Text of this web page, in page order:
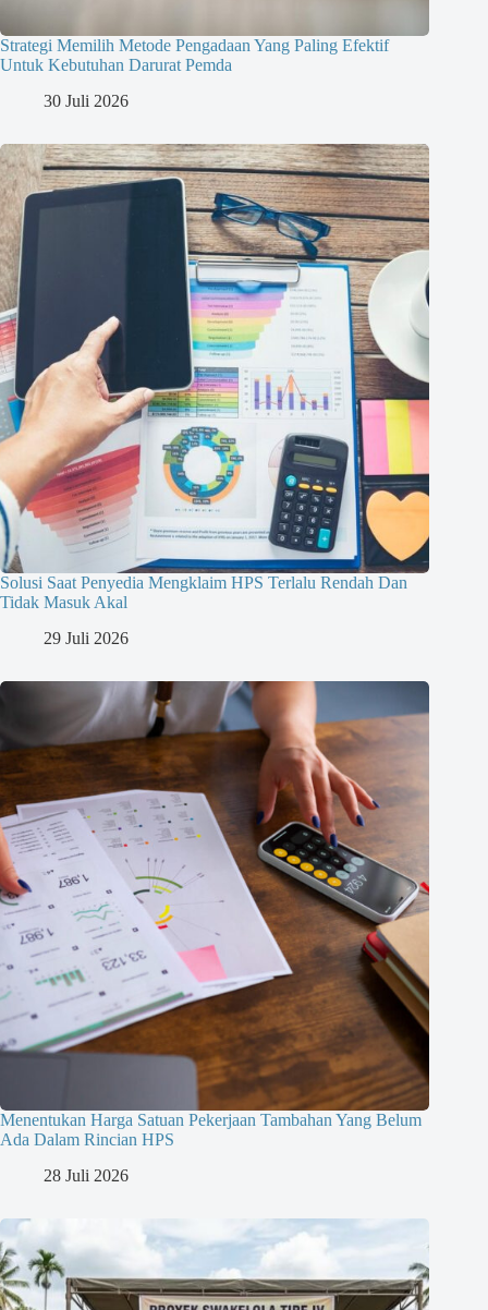
Strategi Memilih Metode Pengadaan Yang Paling Efektif
Untuk Kebutuhan Darurat Pemda
30 Juli 2026
Solusi Saat Penyedia Mengklaim HPS Terlalu Rendah Dan
Tidak Masuk Akal
29 Juli 2026
Menentukan Harga Satuan Pekerjaan Tambahan Yang Belum
Ada Dalam Rincian HPS
28 Juli 2026